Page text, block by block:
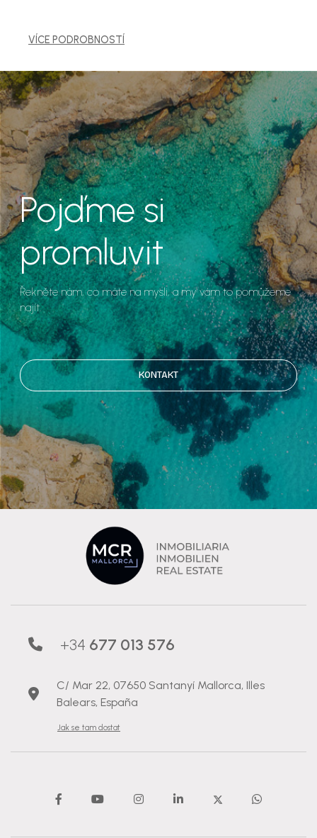
VÍCE PODROBNOSTÍ
Pojďme si
promluvit
Řekněte nám, co máte na mysli, a my vám to pomůžeme
najít.
KONTAKT
+34 677 013 576
C/ Mar 22, 07650 Santanyí Mallorca, Illes
Balears, España
Jak se tam dostat